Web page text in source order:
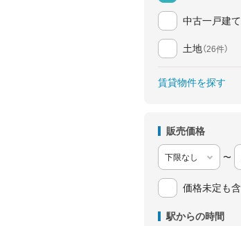
中古一戸建て
土地（26件）
賃貸物件を探す
販売価格
〜
価格未定も
駅からの時間